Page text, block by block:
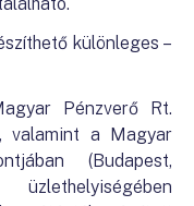
különleges –
Pénzverő Rt.
valamint a Magyar
(Budapest,